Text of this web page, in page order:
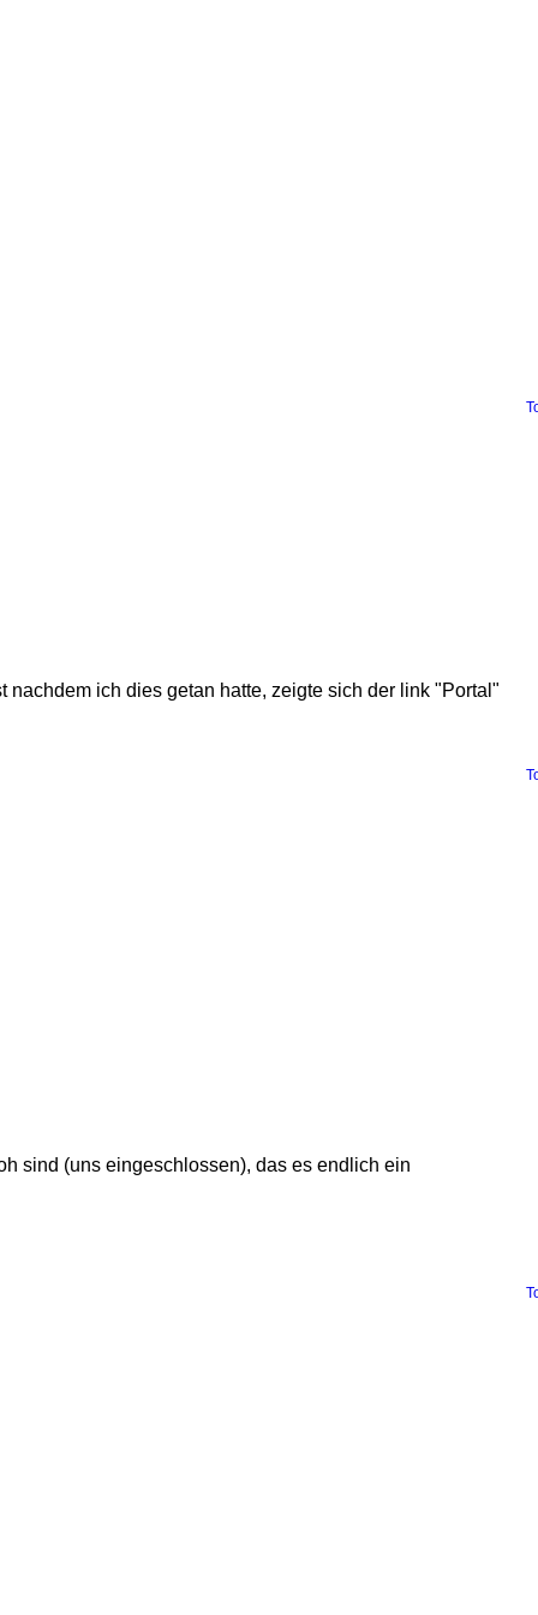
ich dies getan hatte, zeigte sich der link "Portal"
sind (uns eingeschlossen), das es endlich ein